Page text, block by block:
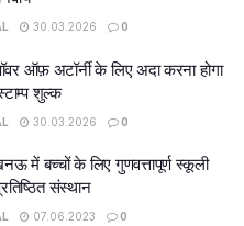
30.03.2026 0
ऑफ़ अटॉर्नी के लिए अदा करना होगा
शुल्क
30.03.2026 0
में बच्चों के लिए गुणवत्तापूर्ण स्कूली
संस्थान
07.06.2023 0